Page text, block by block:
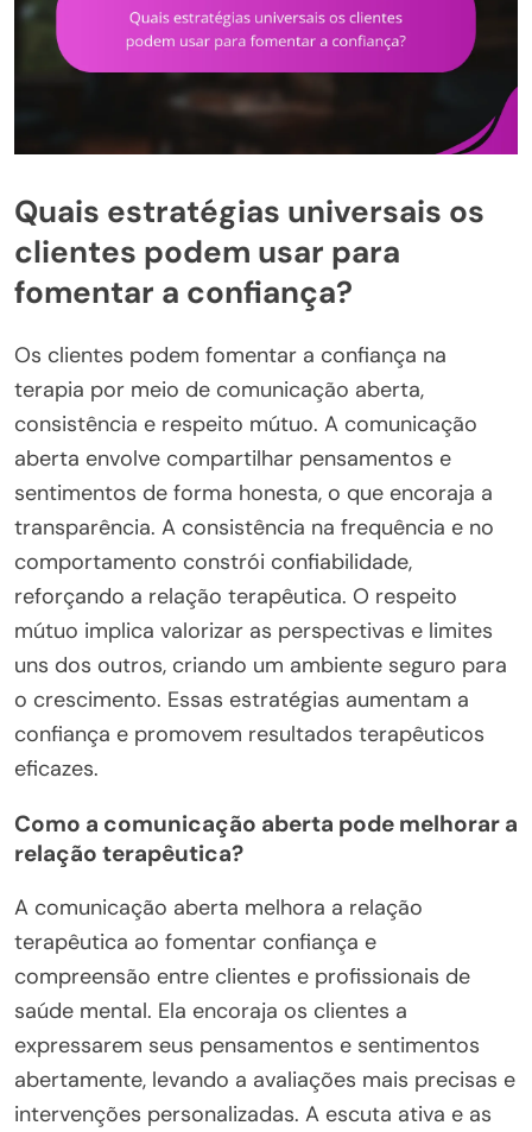
Quais estratégias universais os
clientes podem usar para
fomentar a confiança?
Os clientes podem fomentar a confiança na
terapia por meio de comunicação aberta,
consistência e respeito mútuo. A comunicação
aberta envolve compartilhar pensamentos e
sentimentos de forma honesta, o que encoraja a
transparência. A consistência na frequência e no
comportamento constrói confiabilidade,
reforçando a relação terapêutica. O respeito
mútuo implica valorizar as perspectivas e limites
uns dos outros, criando um ambiente seguro para
o crescimento. Essas estratégias aumentam a
confiança e promovem resultados terapêuticos
eficazes.
Como a comunicação aberta pode melhorar a
relação terapêutica?
A comunicação aberta melhora a relação
terapêutica ao fomentar confiança e
compreensão entre clientes e profissionais de
saúde mental. Ela encoraja os clientes a
expressarem seus pensamentos e sentimentos
abertamente, levando a avaliações mais precisas e
intervenções personalizadas. A escuta ativa e as